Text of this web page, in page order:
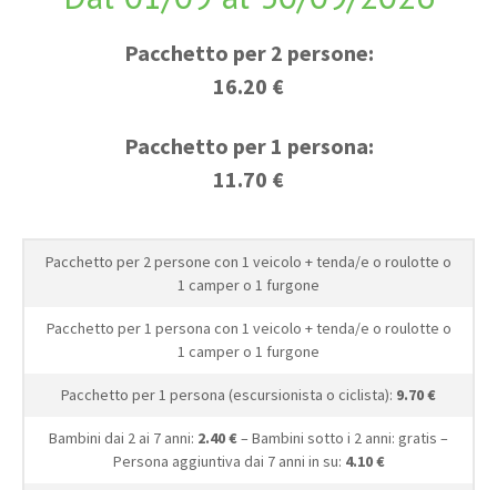
Pacchetto per 2 persone:
16.20 €
Pacchetto per 1 persona:
11.70 €
Pacchetto per 2 persone con 1 veicolo + tenda/e o roulotte o
1 camper o 1 furgone
Pacchetto per 1 persona con 1 veicolo + tenda/e o roulotte o
1 camper o 1 furgone
Pacchetto per 1 persona (escursionista o ciclista): 9.70 €
Bambini dai 2 ai 7 anni: 2.40 €– Bambini sotto i 2 anni: gratis –
Persona aggiuntiva dai 7 anni in su: 4.10 €